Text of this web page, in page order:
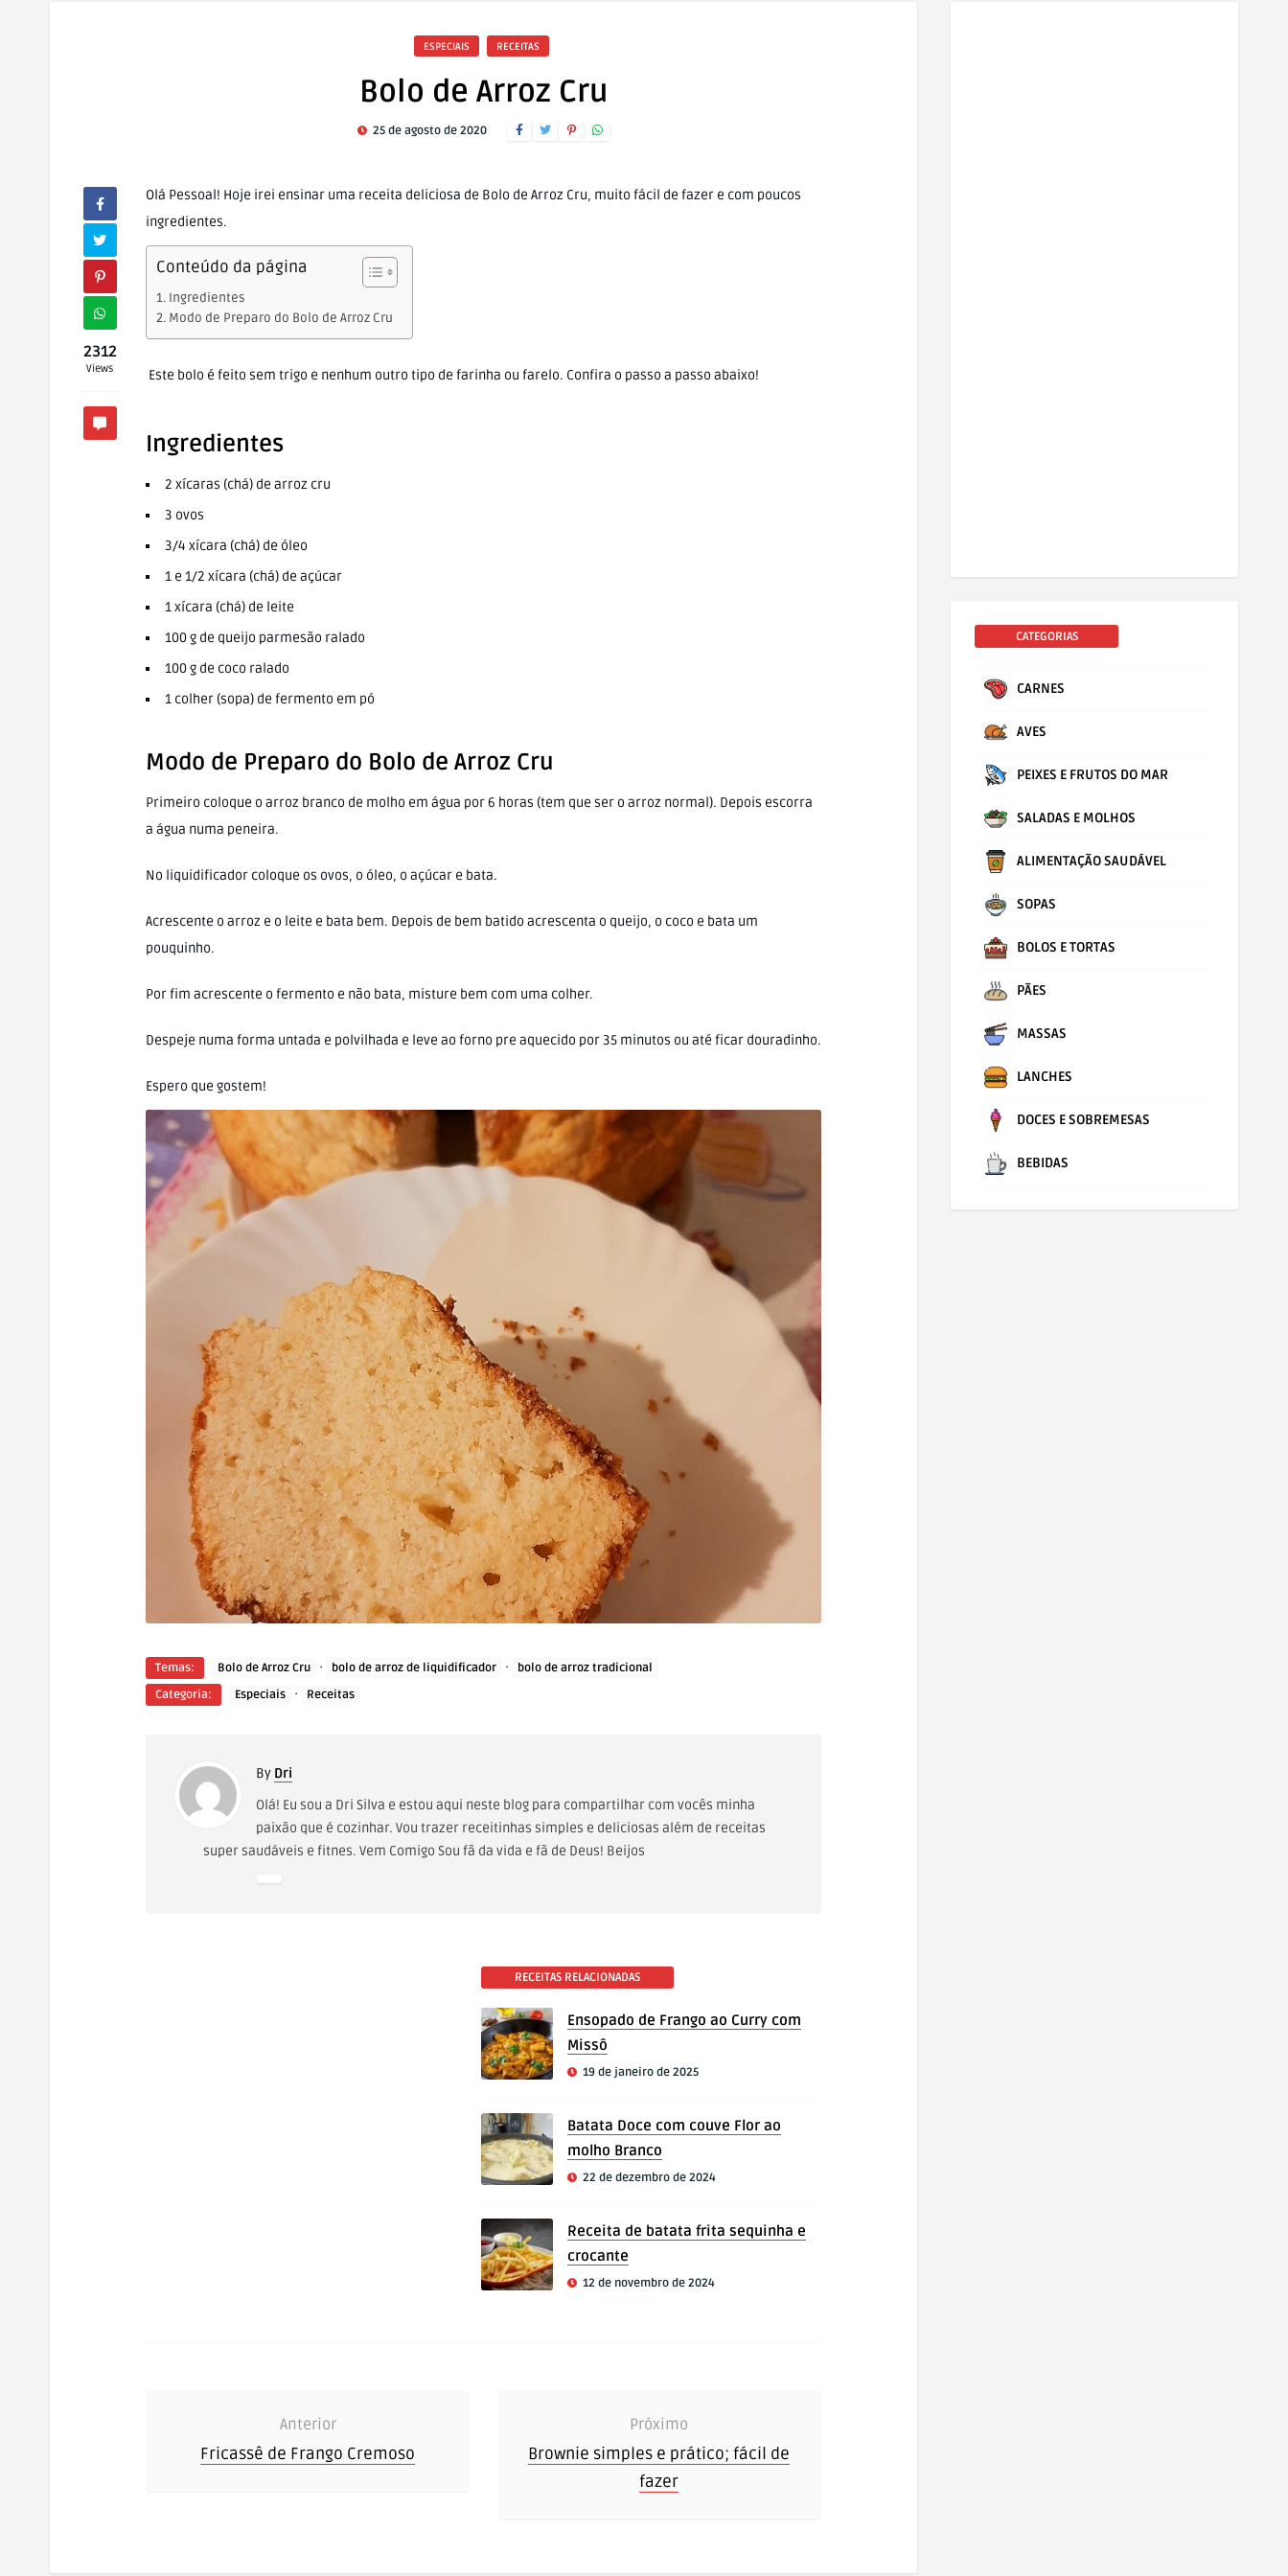
ESPECIAIS RECEITAS
Bolo de Arroz Cru
25 de agosto de 2020
2312
Views
Olá Pessoal! Hoje irei ensinar uma receita deliciosa de Bolo de Arroz Cru, muito fácil de fazer e com poucos
ingredientes.
Conteúdo da página
Ingredientes
Modo de Preparo do Bolo de Arroz Cru
Este bolo é feito sem trigo e nenhum outro tipo de farinha ou farelo. Confira o passo a passo abaixo!
Ingredientes
2 xícaras (chá) de arroz cru
3 ovos
3/4 xícara (chá) de óleo
1 e 1/2 xícara (chá) de açúcar
1 xícara (chá) de leite
100 g de queijo parmesão ralado
100 g de coco ralado
1 colher (sopa) de fermento em pó
Modo de Preparo do Bolo de Arroz Cru
Primeiro coloque o arroz branco de molho em água por 6 horas (tem que ser o arroz normal). Depois escorra
a água numa peneira.
No liquidificador coloque os ovos, o óleo, o açúcar e bata.
Acrescente o arroz e o leite e bata bem. Depois de bem batido acrescenta o queijo, o coco e bata um
pouquinho.
Por fim acrescente o fermento e não bata, misture bem com uma colher.
Despeje numa forma untada e polvilhada e leve ao forno pre aquecido por 35 minutos ou até ficar douradinho.
Espero que gostem!
Temas: Bolo de Arroz Cru · bolo de arroz de liquidificador ·
bolo de arroz tradicional
Categoria:
Especiais · Receitas
By Dri
Olá! Eu sou a Dri Silva e estou aqui neste blog para compartilhar com vocês minha
paixão que é cozinhar. Vou trazer receitinhas simples e deliciosas além de receitas
super saudáveis e fitnes. Vem Comigo Sou fã da vida e fã de Deus! Beijos
RECEITAS RELACIONADAS
Ensopado de Frango ao Curry com
Missô
19 de janeiro de 2025
Batata Doce com couve Flor ao
molho Branco
22 de dezembro de 2024
Receita de batata frita sequinha e
crocante
12 de novembro de 2024
Anterior
Fricassê de Frango Cremoso
Próximo
Brownie simples e prático; fácil de
fazer
CATEGORIAS
CARNES
AVES
PEIXES E FRUTOS DO MAR
SALADAS E MOLHOS
ALIMENTAÇÃO SAUDÁVEL
SOPAS
BOLOS E TORTAS
PÃES
MASSAS
LANCHES
DOCES E SOBREMESAS
BEBIDAS